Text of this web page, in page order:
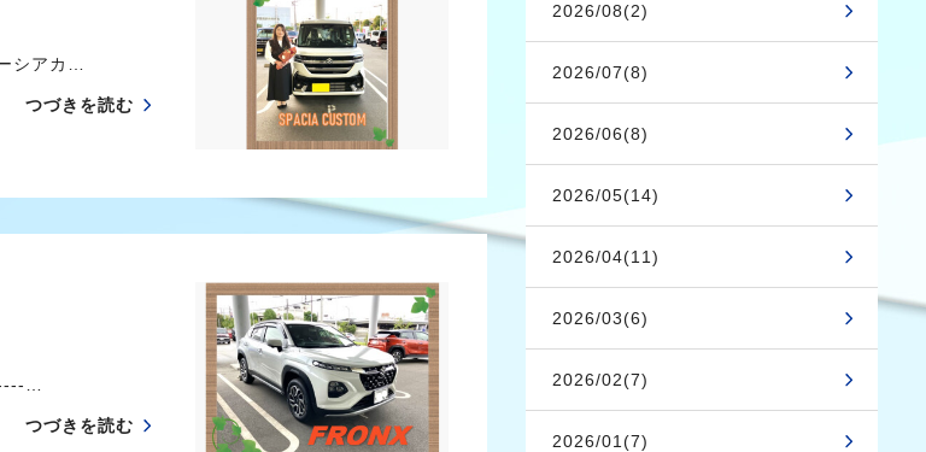
シアカ…
つづきを読む
…
つづきを読む
2026/08(2)
2026/07(8)
2026/06(8)
2026/05(14)
2026/04(11)
2026/03(6)
2026/02(7)
2026/01(7)